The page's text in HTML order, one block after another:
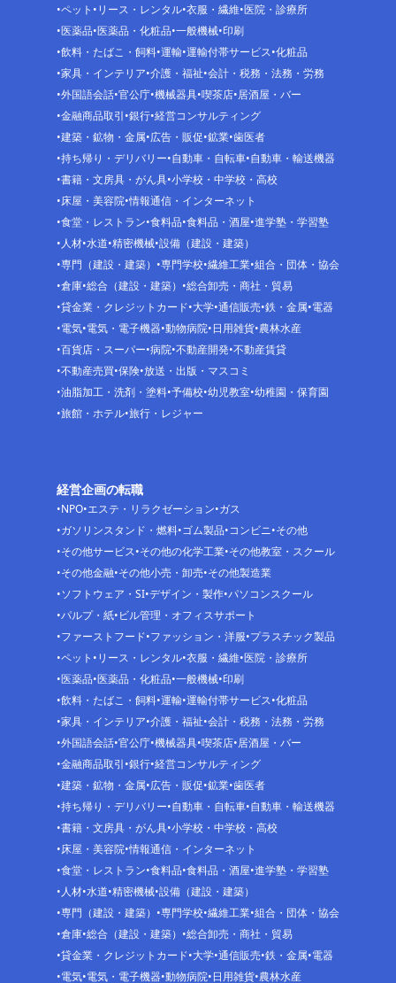
ペット リース・レンタル 衣服・繊維 医院・診療所
医薬品 医薬品・化粧品 一般機械 印刷
飲料・たばこ・飼料 運輸 運輸付帯サービス 化粧品
家具・インテリア 介護・福祉 会計・税務・法務・労務
外国語会話 官公庁 機械器具 喫茶店 居酒屋・バー
金融商品取引 銀行 経営コンサルティング
建築・鉱物・金属 広告・販促 鉱業 歯医者
持ち帰り・デリバリー 自動車・自転車 自動車・輸送機器
書籍・文房具・がん具 小学校・中学校・高校
床屋・美容院 情報通信・インターネット
食堂・レストラン 食料品 食料品・酒屋 進学塾・学習塾
人材 水道 精密機械 設備（建設・建築）
専門（建設・建築）
専門学校 繊維工業 組合・団体・協会
倉庫 総合（建設・建築）
総合卸売・商社・貿易
貸金業・クレジットカード 大学 通信販売 鉄・金属 電器
電気 電気・電子機器 動物病院 日用雑貨 農林水産
百貨店・スーパー 病院 不動産開発 不動産賃貸
不動産売買 保険 放送・出版・マスコミ
油脂加工・洗剤・塗料 予備校 幼児教室 幼稚園・保育園
旅館・ホテル 旅行・レジャー
経営企画の転職
NPO エステ・リラクゼーション ガス
ガソリンスタンド・燃料 ゴム製品 コンビニ その他
その他サービス その他の化学工業 その他教室・スクール
その他金融 その他小売・卸売 その他製造業
ソフトウェア・SI デザイン・製作 パソコンスクール
パルプ・紙 ビル管理・オフィスサポート
ファーストフード ファッション・洋服 プラスチック製品
ペット リース・レンタル 衣服・繊維 医院・診療所
医薬品 医薬品・化粧品 一般機械 印刷
飲料・たばこ・飼料 運輸 運輸付帯サービス 化粧品
家具・インテリア 介護・福祉 会計・税務・法務・労務
外国語会話 官公庁 機械器具 喫茶店 居酒屋・バー
金融商品取引 銀行 経営コンサルティング
建築・鉱物・金属 広告・販促 鉱業 歯医者
持ち帰り・デリバリー 自動車・自転車 自動車・輸送機器
書籍・文房具・がん具 小学校・中学校・高校
床屋・美容院 情報通信・インターネット
食堂・レストラン 食料品 食料品・酒屋 進学塾・学習塾
人材 水道 精密機械 設備（建設・建築）
専門（建設・建築）
専門学校 繊維工業 組合・団体・協会
倉庫 総合（建設・建築）
総合卸売・商社・貿易
貸金業・クレジットカード 大学 通信販売 鉄・金属 電器
電気 電気・電子機器 動物病院 日用雑貨 農林水産